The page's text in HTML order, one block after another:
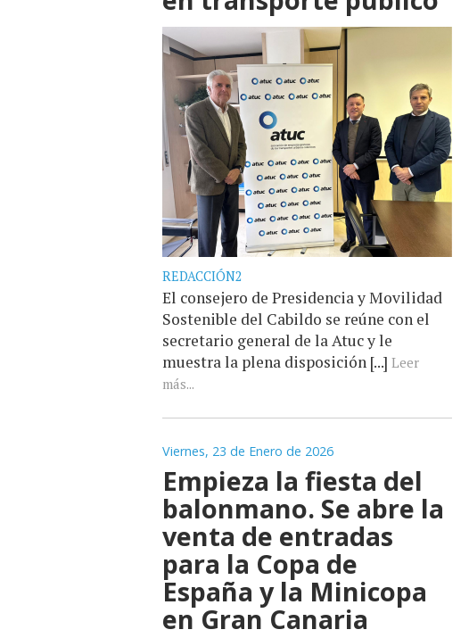
REDACCIÓN2
El consejero de Presidencia y Movilidad
Sostenible del Cabildo se reúne con el
secretario general de la Atuc y le
muestra la plena disposición [...] Leer
más...
Viernes, 23 de Enero de 2026
Empieza la fiesta del
balonmano. Se abre la
venta de entradas
para la Copa de
España y la Minicopa
en Gran Canaria